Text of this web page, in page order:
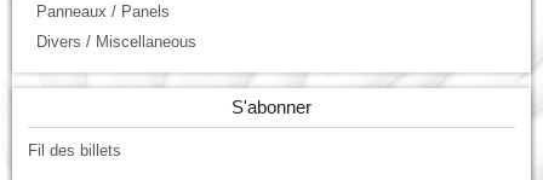
Panneaux / Panels
Divers / Miscellaneous
S'abonner
Fil des billets